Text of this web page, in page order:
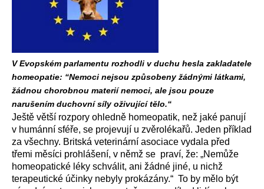
V Evopském parlamentu rozhodli v duchu hesla zakladatele
homeopatie: “Nemoci nejsou způsobeny žádnými látkami,
žádnou chorobnou materií nemoci, ale jsou pouze
narušením duchovní síly oživující tělo.“
Ještě větší rozpory ohledně homeopatik, než jaké panují
v humánní sféře, se projevují u zvěrolékařů. Jeden příklad
za všechny. Britská veterinární asociace vydala před
třemi měsíci prohlášení, v němž se praví, že: „Nemůže
homeopatické léky schválit, ani žádné jiné, u nichž
terapeutické účinky nebyly prokázány.“ To by mělo být